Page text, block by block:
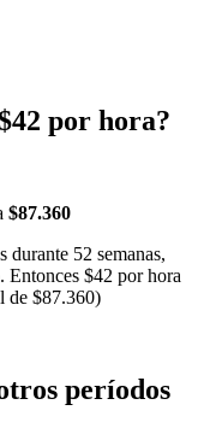
por hora?
$87.360
durante 52 semanas,
Entonces $42 por hora
de $87.360)
períodos